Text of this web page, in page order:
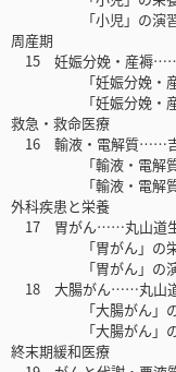
「小児」の演習の
周産期
15 妊娠分娩・産褥
「妊娠分娩・産褥
「妊娠分娩・産褥
救急・救命医療
16 輸液・電解質……
「輸液・電解質」
「輸液・電解質」
外科疾患と栄養
17 胃がん……丸山道
「胃がん」の栄養
「胃がん」の演習
18 大腸がん……丸山
「大腸がん」の栄
「大腸がん」の演
終末期緩和医療